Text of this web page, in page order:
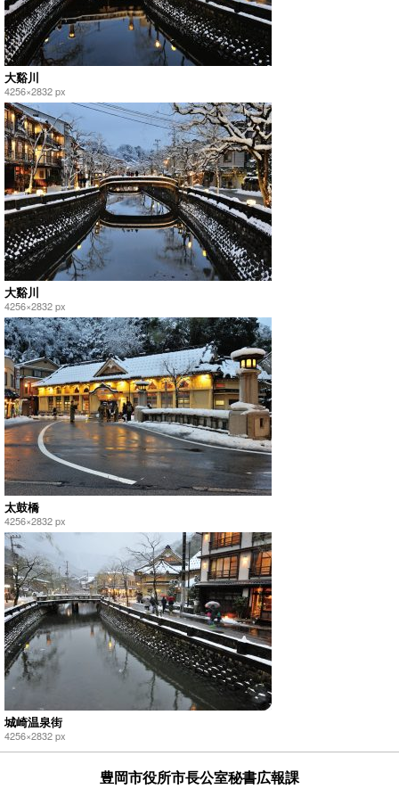
大谿川
4256×2832 px
大谿川
4256×2832 px
太鼓橋
4256×2832 px
城崎温泉街
4256×2832 px
豊岡市役所市長公室秘書広報課